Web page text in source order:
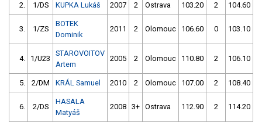
2. 1/DS KUPKA Lukáš 2007 2 Ostrava 103.20 2 104.60
3. 1/ZS
BOTEK
Dominik
2011 2 Olomouc 106.60 0 103.10
4. 1/U23
STAROVOITOV
Artem
2005 2 Olomouc 110.80 2 106.10
5. 2/DM KRÁL Samuel 2010 2 Olomouc 107.00 2 108.40
6. 2/DS
HASALA
Matyáš
2008 3+ Ostrava 112.90 2 114.20